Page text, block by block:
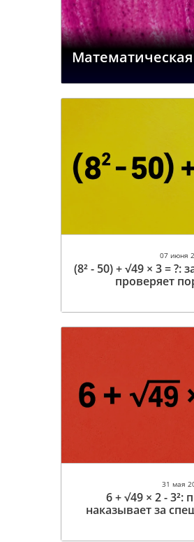
07 июня
(8² - 50) + √49 × 3 = ?:
проверяет
31 мая
6 + √49 × 2 -
наказывает за